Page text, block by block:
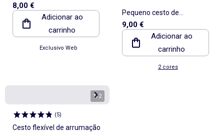
8,00 €
Adicionar ao
carrinho
Exclusivo Web
Pequeno cesto de
arrumação estampado -
Kiabi Home
9,00 €
Adicionar ao
carrinho
2 cores
1/2
(5)
Cesto flexível de arrumação